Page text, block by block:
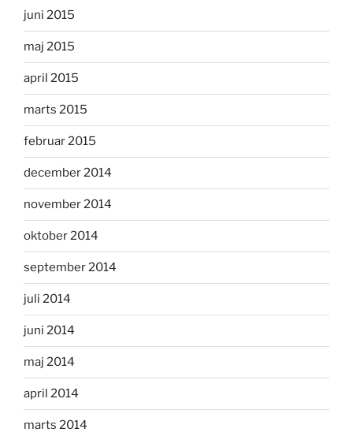
juni 2015
maj 2015
april 2015
marts 2015
februar 2015
december 2014
november 2014
oktober 2014
september 2014
juli 2014
juni 2014
maj 2014
april 2014
marts 2014